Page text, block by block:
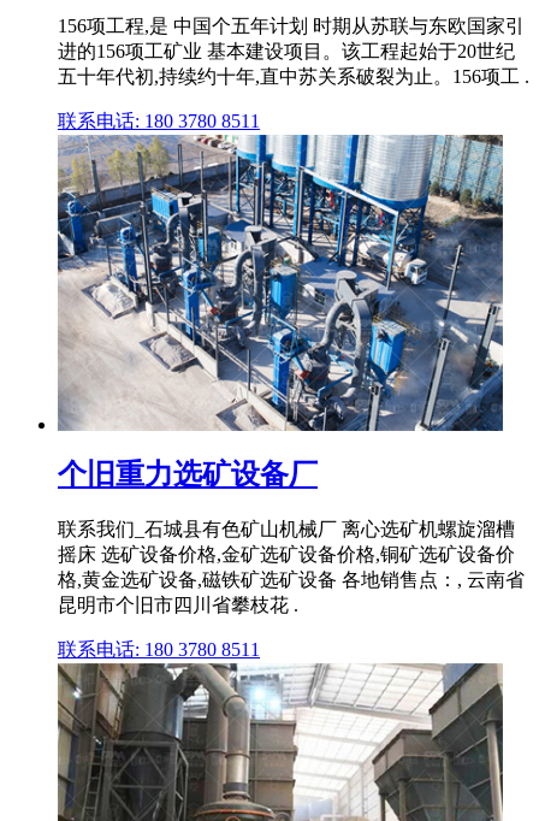
156项工程,是 中国个五年计划 时期从苏联与东欧国家引
进的156项工矿业 基本建设项目。该工程起始于20世纪
五十年代初,持续约十年,直中苏关系破裂为止。156项工 .
联系电话: 180 3780 8511
个旧重力选矿设备厂
联系我们_石城县有色矿山机械厂 离心选矿机螺旋溜槽
摇床 选矿设备价格,金矿选矿设备价格,铜矿选矿设备价
格,黄金选矿设备,磁铁矿选矿设备 各地销售点：, 云南省
昆明市个旧市四川省攀枝花 .
联系电话: 180 3780 8511